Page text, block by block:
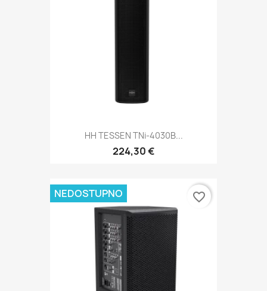
HH TESSEN TNi-4030B...
224,30 €
NEDOSTUPNO favorite_border